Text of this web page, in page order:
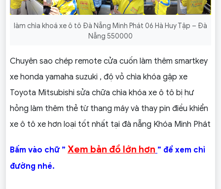
làm chìa khoá xe ô tô Đà Nẵng Minh Phát 06 Hà Huy Tập – Đà
Nẵng 550000
Chuyên sao chép remote cửa cuốn làm thêm smartkey
xe honda yamaha suzuki , độ vỏ chìa khóa gập xe
Toyota Mitsubishi sửa chữa chìa khóa xe ô tô bị hư
hỏng làm thêm thẻ từ thang máy và thay pin điều khiển
xe ô tô xe hơn loại tốt nhất tại đà nẵng Khóa Minh Phát
Bấm vào chữ ” Xem bản đồ lớn hơn ” để xem chỉ
đường nhé.